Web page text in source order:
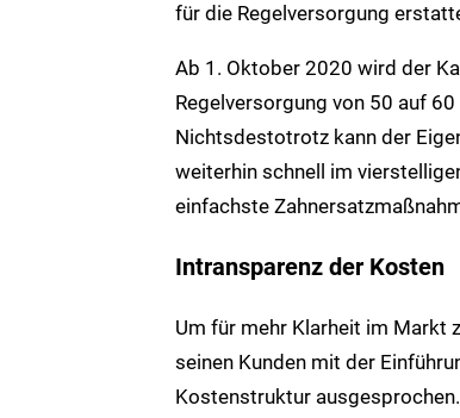
für die Regelversorgung
Ab 1. Oktober 2020 wird der
Regelversorgung von 50 auf
Nichtsdestotrotz kann der
weiterhin schnell im
einfachste
Intransparenz der Kosten
Um für mehr Klarheit im Markt
seinen Kunden mit der
Kostenstruktur